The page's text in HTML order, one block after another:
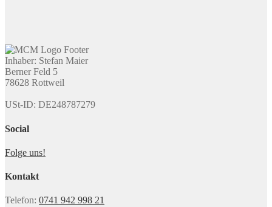
Inhaber: Stefan Maier
Berner Feld 5
78628 Rottweil
USt-ID: DE248787279
Social
Folge uns!
Kontakt
Telefon: 0741 942 998 21